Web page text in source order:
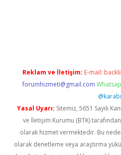
Reklam ve İletişim: E-mail:
forumhizmeti@gmail.com
Yasal Uyarı: Sitemiz, 5651 Sayılı
ve İletişim Kurumu (BTK)
olarak hizmet vermektedir. Bu
olarak denetleme veya araştırma